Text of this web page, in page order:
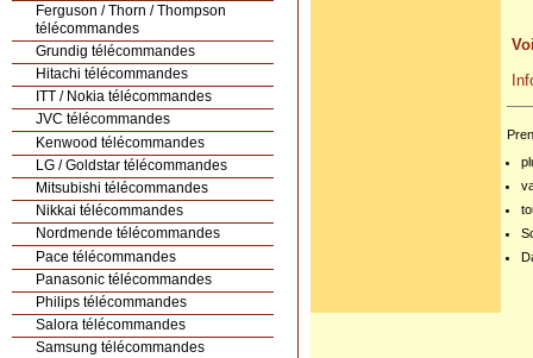
Ferguson / Thorn / Thompson
télécommandes
Grundig télécommandes
Hitachi télécommandes
ITT / Nokia télécommandes
JVC télécommandes
Kenwood télécommandes
LG / Goldstar télécommandes
Mitsubishi télécommandes
Nikkai télécommandes
Nordmende télécommandes
Pace télécommandes
Panasonic télécommandes
Philips télécommandes
Salora télécommandes
Samsung télécommandes
pour l'agrandir